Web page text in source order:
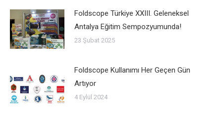
Foldscope Türkiye XXIII. Geleneksel
Antalya Eğitim Sempozyumunda!
23 Şubat 2025
Foldscope Kullanımı Her Geçen Gün
Artıyor
4 Eylül 2024